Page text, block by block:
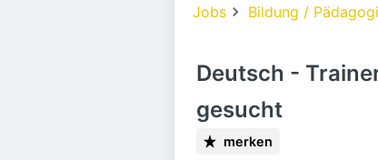
Jobs Bildung /
Deutsch -
gesucht
merken